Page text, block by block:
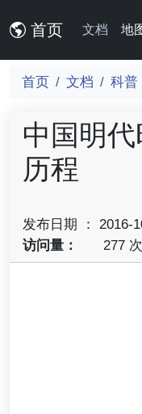
首页 文档 地
首页 文档 科普
中国明
历程
发布日期 ： 2016-
访问量：
277